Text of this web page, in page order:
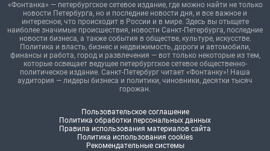
«Фонтанка» — петербургское сетевое издание, где можно найти не только
новости Петербурга, но и последние новости дня, и все важное и
интересное, что происходит в России и в мире. Здесь вы отыщете
наиболее значимые происшествия, новости Санкт-Петербурга, последние
новости бизнеса, а также события в обществе, культуре, искусстве.
Политика и власть, бизнес и недвижимость, дороги и автомобили,
финансы и работа, город и развлечения — вот только некоторые из тем,
которые освещает ведущее петербургское сетевое общественно-
политическое издание. Санкт-Петербург читает «Фонтанку»! Наша
аудитория — лидеры бизнеса и политики, чиновники, десятки тысяч
горожан.
Пользовательское соглашение
Политика обработки персональных данных
Правила использования материалов сайта
Политика использования cookies
Рекомендательные системы